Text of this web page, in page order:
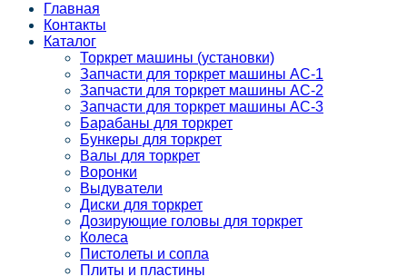
Главная
Контакты
Каталог
Торкрет машины (установки)
Запчасти для торкрет машины АС-1
Запчасти для торкрет машины АС-2
Запчасти для торкрет машины АС-3
Барабаны для торкрет
Бункеры для торкрет
Валы для торкрет
Воронки
Выдуватели
Диски для торкрет
Дозирующие головы для торкрет
Колеса
Пистолеты и сопла
Плиты и пластины